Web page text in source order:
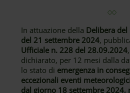
In attuazione della Delibera
del 21 settembre 2024,
Ufficiale n. 228 del 28.09.2024
dichiarato, per 12 mesi dalla
lo stato di emergenza in
eccezionali eventi
dal giorno 18 settembre